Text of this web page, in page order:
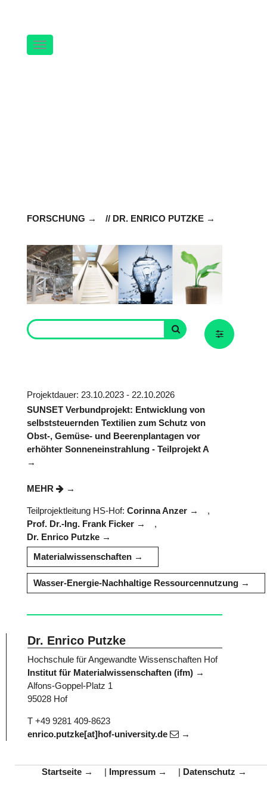
Navigation
FORSCHUNG // DR. ENRICO PUTZKE
Projektdauer: 23.10.2023 - 22.10.2026
SUNSET Verbundprojekt: Entwicklung von
selbststeuernden Textilien zum Schutz von
Obst-, Gemüse- und Beerenplantagen vor
erhöhter Sonneneinstrahlung - Teilprojekt A
MEHR
Teilprojektleitung HS-Hof: Corinna Anzer
,
Prof. Dr.-Ing. Frank Ficker
,
Dr. Enrico Putzke
Materialwissenschaften
Wasser-Energie-Nachhaltige Ressourcennutzung
Dr. Enrico Putzke
Hochschule für Angewandte Wissenschaften Hof
Institut für Materialwissenschaften (ifm)
Alfons-Goppel-Platz 1
95028 Hof
T +49 9281 409-8623
enrico.putzke[at]hof-university.de
Startseite | Impressum | Datenschutz